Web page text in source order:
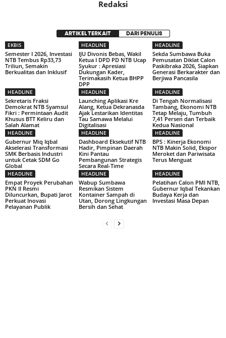
Redaksi
ARTIKEL TERKAIT DARI PENULIS
EKBIS
Semester I 2026, Investasi
NTB Tembus Rp33,73
Triliun, Semakin
Berkualitas dan Inklusif
HEADLINE
IJU Divonis Bebas, Wakil
Ketua I DPD PD NTB Ucap
Syukur : Apresiasi
Dukungan Kader,
Terimakasih Ketua BHPP
DPP
HEADLINE
Sekda Sumbawa Buka
Pemusatan Diklat Calon
Paskibraka 2026, Siapkan
Generasi Berkarakter dan
Berjiwa Pancasila
HEADLINE
Sekretaris Fraksi
Demokrat NTB Syamsul
Fikri : Permintaan Audit
Khusus BTT Keliru dan
Salah Alamat
HEADLINE
Launching Aplikasi Kre
Alang, Ketua Dekranasda
Ajak Lestarikan Identitas
Tau Samawa Melalui
Digitalisasi
HEADLINE
Di Tengah Normalisasi
Tambang, Ekonomi NTB
Tetap Melaju, Tumbuh
7,41 Persen dan Terbaik
Kedua Nasional
HEADLINE
Gubernur Miq Iqbal
Akselerasi Transformasi
SMK Berbasis Industri
untuk Cetak SDM Go
Global
HEADLINE
Dashboard Eksekutif NTB
Hadir, Pimpinan Daerah
Kini Pantau
Pembangunan Strategis
Secara Real-Time
HEADLINE
BPS : Kinerja Ekonomi
NTB Makin Solid, Ekspor
Meroket dan Pariwisata
Terus Menguat
HEADLINE
Empat Proyek Perubahan
PKN II Resmi
Diluncurkan, Bupati Jarot
Perkuat Inovasi
Pelayanan Publik
HEADLINE
Wabup Sumbawa
Resmikan Sistem
Kontainer Sampah di
Utan, Dorong Lingkungan
Bersih dan Sehat
HEADLINE
Pelatihan Calon PMI NTB,
Gubernur Iqbal Tekankan
Budaya Kerja dan
Investasi Masa Depan